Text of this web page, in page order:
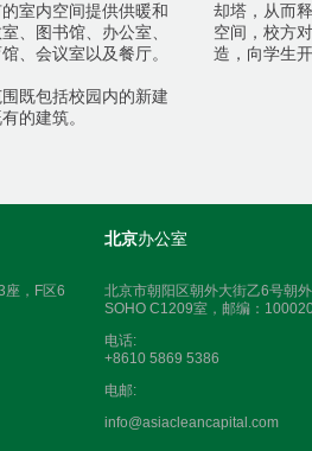
浦东
上海
室内空间提供供暖和
、图书馆、办公室、
、会议室以及餐厅。
既包括校园内的新建
的建筑。
却塔，从而
空间，校方
造，向学生
座，F区6
北京办公室
北京市朝阳区朝外大街乙6号朝外
SOHO C1209室，邮编：
电话:
+8610 5869 5386
电邮:
info@asiacleancapital.com